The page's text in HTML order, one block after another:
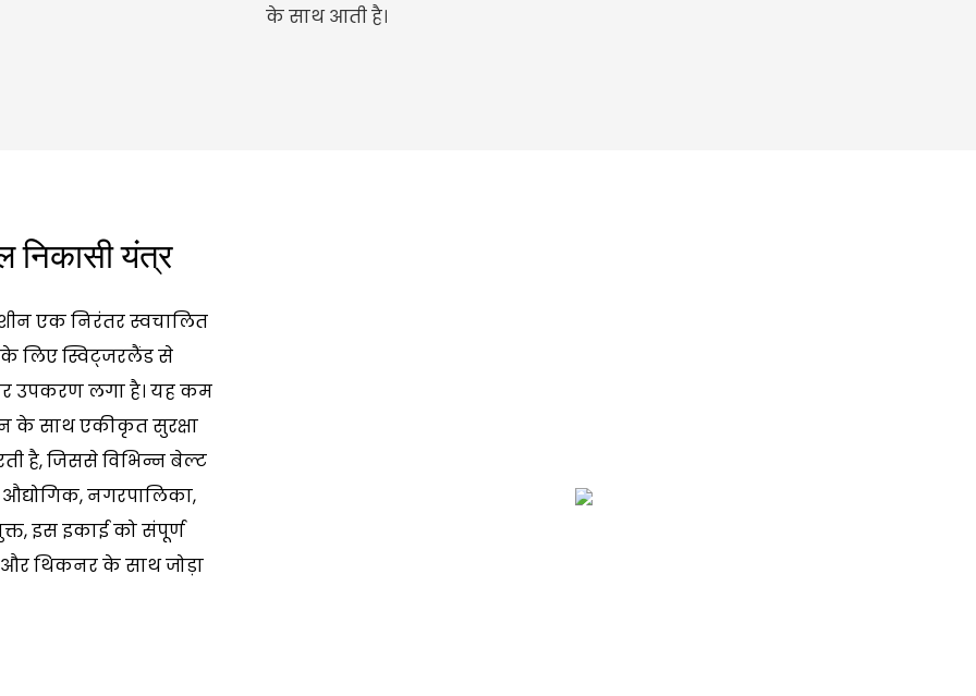
के साथ आती है।
निकासी यंत्र
एक निरंतर स्वचालित
लिए स्विट्जरलैंड से
उपकरण लगा है। यह कम
के साथ एकीकृत सुरक्षा
है, जिससे विभिन्न बेल्ट
नगरपालिका,
इस इकाई को संपूर्ण
और थिकनर के साथ जोड़ा